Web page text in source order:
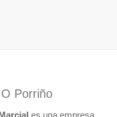
Porriño
es una empresa